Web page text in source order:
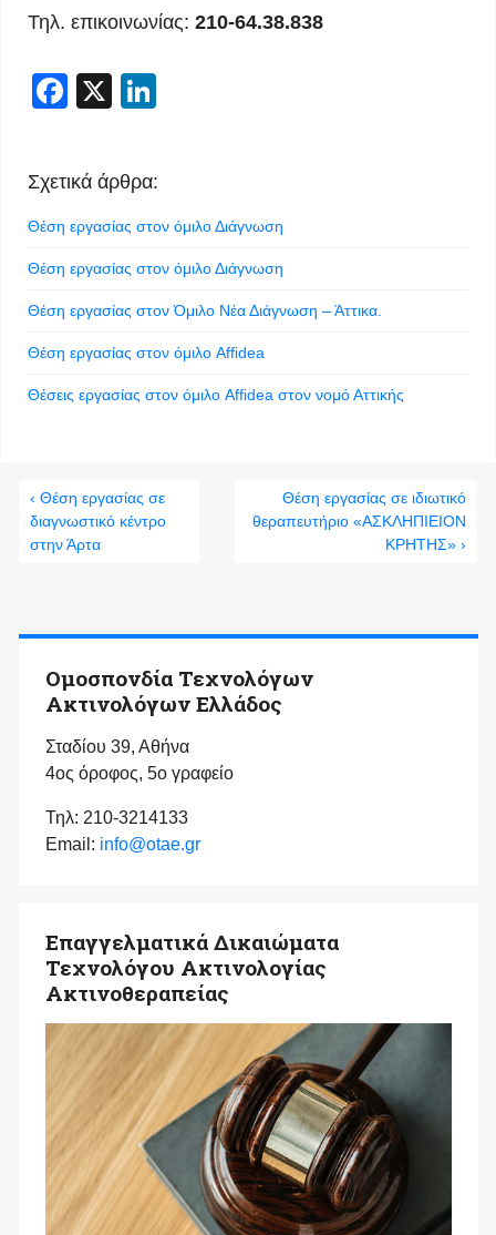
Τηλ. επικοινωνίας: 210-64.38.838
Facebook
X
Σχετικά άρθρα:
Θέση εργασίας στον όμιλο Διάγνωση
Θέση εργασίας στον όμιλο Διάγνωση
Θέση εργασίας στον Όμιλο Νέα Διάγνωση – Άττικα.
Θέση εργασίας στον όμιλο Affidea
Θέσεις εργασίας στον όμιλο Affidea στον νομό Αττικής
‹ Θέση εργασίας σε
διαγνωστικό κέντρο
στην Άρτα
Θέση εργασίας σε ιδιωτικό
θεραπευτήριο «ΑΣΚΛΗΠΙΕΙΟΝ
ΚΡΗΤΗΣ» ›
Ομοσπονδία Τεχνολόγων
Ακτινολόγων Ελλάδος
Σταδίου 39, Αθήνα
4ος όροφος, 5ο γραφείο
Τηλ: 210-3214133
Email: info@otae.gr
Επαγγελματικά Δικαιώματα
Τεχνολόγου Ακτινολογίας
Ακτινοθεραπείας